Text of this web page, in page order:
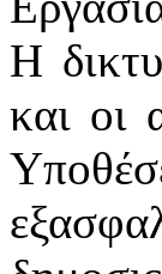
Η
και οι